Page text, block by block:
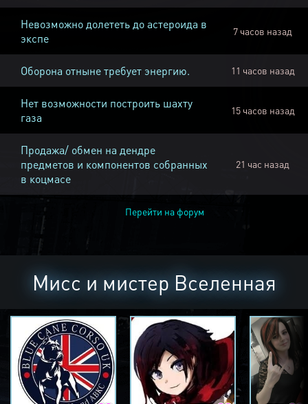
Невозможно долететь до астероида в
экспе
7 часов назад
Оборона отныне требует энергию. 11 часов назад
Нет возможности построить шахту
газа
15 часов назад
Продажа/ обмен на дендре
предметов и компонентов собранных
в коцмасе
21 час назад
Перейти на форум
Мисс и мистер Вселенная